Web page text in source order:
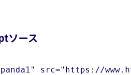
ソース
src="https://